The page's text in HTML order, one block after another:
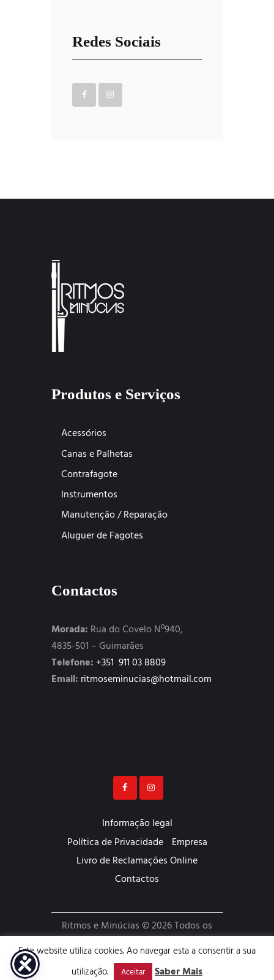
Redes Sociais
Produtos e Serviços
Acessórios
Canas e Palhetas
Contrafagote
Instrumentos
Manutenção / Reparação
Aluguer de Fagotes
Contactos
Morada: Rua do Covelo Nº940,
4835-501 – Guimarães
Telefone: +351 911 03 8809
Email: ritmoseminucias@hotmail.com
Informação legal
Política de Privacidade Empresa
Livro de Reclamações Online
Contactos
Ritmos e Minúcias © 2026 Todos os
Desenvolvido porImparPower
Este website utiliza cookies. Ao navegar esta a consentir a sua
utilização.
Aceitar Saber Mais